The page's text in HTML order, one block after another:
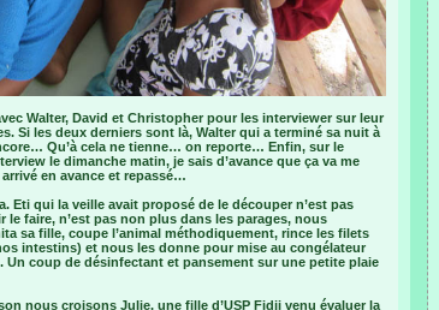
Walter, David et Christopher pour les interviewer sur leur
Si les deux derniers sont là, Walter qui a terminé sa nuit à
Qu’à cela ne tienne… on reporte… Enfin, sur le
le dimanche matin, je sais d’avance que ça va me
en avance et repassé…
Eti qui la veille avait proposé de le découper n’est pas
faire, n’est pas non plus dans les parages, nous
sa fille, coupe l’animal méthodiquement, rince les filets
intestins) et nous les donne pour mise au congélateur
Un coup de désinfectant et pansement sur une petite plaie
nous croisons Julie, une fille d’USP Fidji venu évaluer la